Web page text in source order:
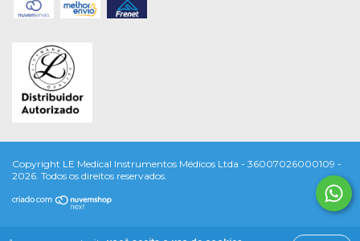
Copyright LE Medical Instrumentos Médicos Ltda - 36007026000109 -
2026. Todos os direitos reservados.